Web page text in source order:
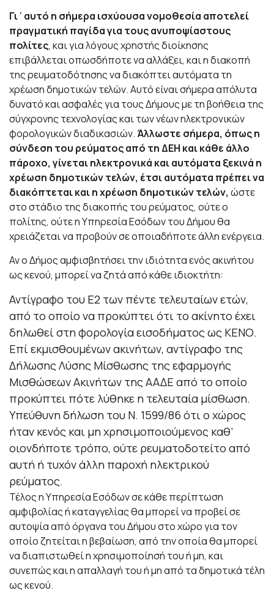
Γι΄αυτό η σήμερα ισχύουσα νομοθεσία αποτελεί
πραγματική παγίδα για τους ανυποψίαστους
πολίτες, και για λόγους χρηστής διοίκησης
επιβάλλεται οπωσδήποτε να αλλάξει, και η διακοπή
της ρευματοδότησης να διακόπτει αυτόματα τη
χρέωση δημοτικών τελών. Αυτό είναι σήμερα απόλυτα
δυνατό και ασφαλές για τους Δήμους με τη βοήθεια της
σύγχρονης τεχνολογίας και των νέων ηλεκτρονικών
φορολογικών διαδικασιών. Άλλωστε σήμερα, όπως η
σύνδεση του ρεύματος από τη ΔΕΗ και κάθε άλλο
πάροχο, γίνεται ηλεκτρονικά και αυτόματα ξεκινά η
χρέωση δημοτικών τελών, έτσι αυτόματα πρέπει να
διακόπτεται και η χρέωση δημοτικών τελών, ώστε
στο στάδιο της διακοπής του ρεύματος, ούτε ο
πολίτης, ούτε η Υπηρεσία Εσόδων του Δήμου θα
χρειάζεται να προβούν σε οποιαδήποτε άλλη ενέργεια.
Αν ο Δήμος αμφισβητήσει την ιδιότητα ενός ακινήτου
ως κενού, μπορεί να ζητά από κάθε ιδιοκτήτη:
Αντίγραφο του Ε2 των πέντε τελευταίων ετών,
από το οποίο να προκύπτει ότι το ακίνητο έχει
δηλωθεί στη φορολογία εισοδήματος ως ΚΕΝΟ.
Επί εκμισθουμένων ακινήτων, αντίγραφο της
Δήλωσης Λύσης Μίσθωσης της εφαρμογής
Μισθώσεων Ακινήτων της ΑΑΔΕ από το οποίο
προκύπτει πότε λύθηκε η τελευταία μίσθωση.
Υπεύθυνη δήλωση του Ν. 1599/86 ότι ο χώρος
ήταν κενός και μη χρησιμοποιούμενος καθ’
οιονδήποτε τρόπο, ούτε ρευματοδοτείτο από
αυτή ή τυχόν άλλη παροχή ηλεκτρικού
ρεύματος.
Τέλος η Υπηρεσία Εσόδων σε κάθε περίπτωση
αμφιβολίας ή καταγγελίας θα μπορεί να προβεί σε
αυτοψία από όργανα του Δήμου στο χώρο για τον
οποίο ζητείται η βεβαίωση, από την οποία θα μπορεί
να διαπιστωθεί η χρησιμοποίησή του ή μη, και
συνεπώς και η απαλλαγή του ή μη από τα δημοτικά τέλη
ως κενού.